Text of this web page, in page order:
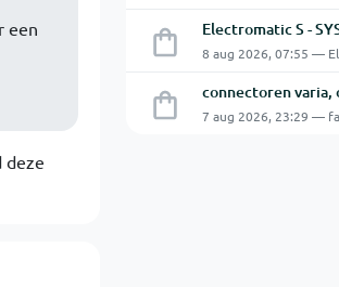
connectoren varia,
7 aug 2026, 23:29 —
een
deze